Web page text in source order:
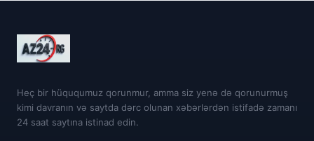
Heç bir hüququmuz qorunmur, amma siz yenə də qorunurmuş
kimi davranın və saytda dərc olunan xəbərlərdən istifadə zamanı
24 saat saytına istinad edin.